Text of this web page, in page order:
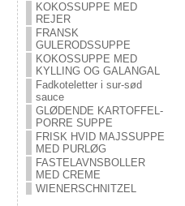
KOKOSSUPPE MED
REJER
FRANSK
GULERODSSUPPE
KOKOSSUPPE MED
KYLLING OG GALANGAL
Fadkoteletter i sur-sød
sauce
GLØDENDE KARTOFFEL-
PORRE SUPPE
FRISK HVID MAJSSUPPE
MED PURLØG
FASTELAVNSBOLLER
MED CREME
WIENERSCHNITZEL